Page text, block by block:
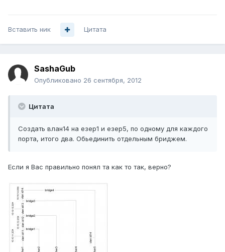
Вставить ник Цитата
SashaGub
Опубликовано 26 сентября, 2012
Цитата
Создать влан14 на езер1 и езер5, по одному для каждого
порта, итого два. Обьединить отдельным бриджем.
Если я Вас правильно понял та как то так, верно?